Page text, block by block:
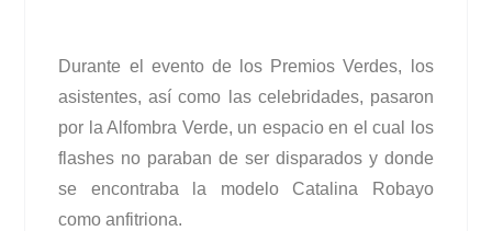
Durante el evento de los Premios Verdes, los
asistentes, así como las celebridades, pasaron
por la Alfombra Verde, un espacio en el cual los
flashes no paraban de ser disparados y donde
se encontraba la modelo Catalina Robayo
como anfitriona.